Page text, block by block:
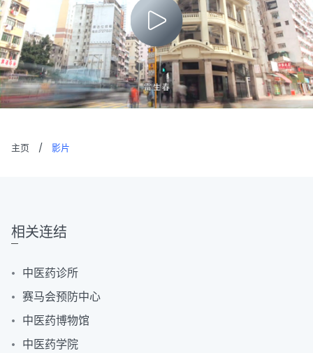
主页 / 影片
相关连结
中医药诊所
赛马会预防中心
中医药博物馆
中医药学院